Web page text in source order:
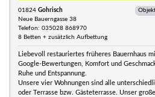
01824 Gohrisch
Neue Bauerngasse 38
Telefon: 035028 868970
8 Betten + zusätzlich Aufbettung
Liebevoll restauriertes früheres Bauernhaus
Google-Bewertungen, Komfort und
Ruhe und Entspannung.
Unsere vier Wohnungen sind alle
oder Terrasse bzw. Gästeterrasse. Unser